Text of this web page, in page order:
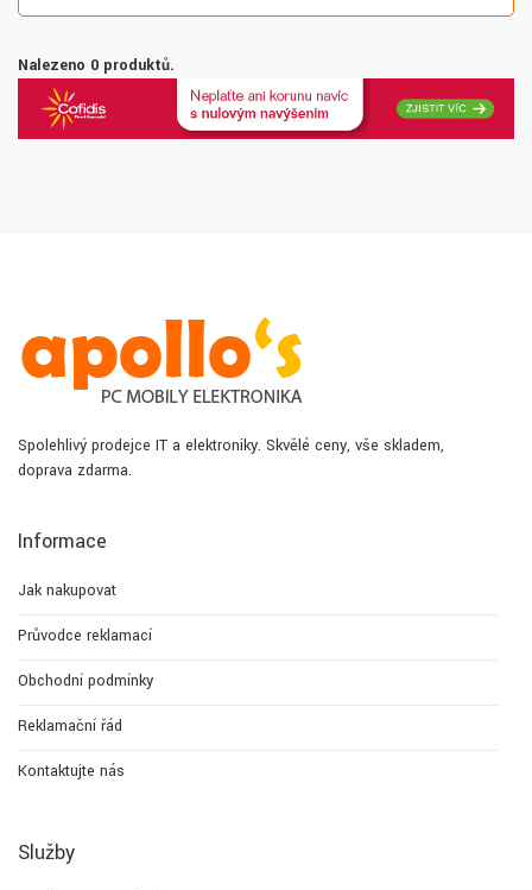
Nalezeno 0 produktů.
Spolehlivý prodejce IT a elektroniky. Skvělé ceny, vše skladem,
doprava zdarma.
Informace
Jak nakupovat
Průvodce reklamací
Obchodní podmínky
Reklamační řád
Kontaktujte nás
Služby